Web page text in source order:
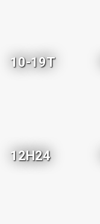
10-19T
12H24